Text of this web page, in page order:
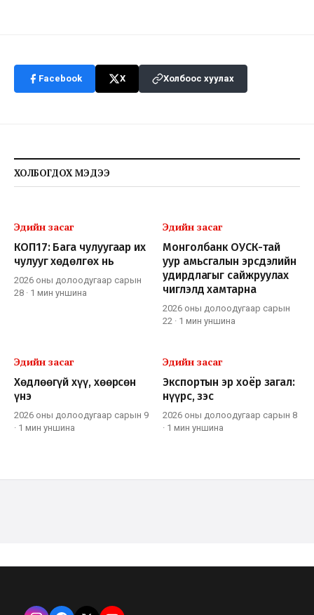
Facebook X Холбоос хуулах
ХОЛБОГДОХ МЭДЭЭ
Эдийн засаг
КОП17: Бага чулуугаар их
чулууг хөдөлгөх нь
2026 оны долоодугаар сарын
28 · 1 мин уншина
Эдийн засаг
Монголбанк ОУСК-тай
уур амьсгалын эрсдэлийн
удирдлагыг сайжруулах
чиглэлд хамтарна
2026 оны долоодугаар сарын
22 · 1 мин уншина
Эдийн засаг
Хөдлөөгүй хүү, хөөрсөн
үнэ
2026 оны долоодугаар сарын 9
· 1 мин уншина
Эдийн засаг
Экспортын эр хоёр загал:
нүүрс, зэс
2026 оны долоодугаар сарын 8
· 1 мин уншина